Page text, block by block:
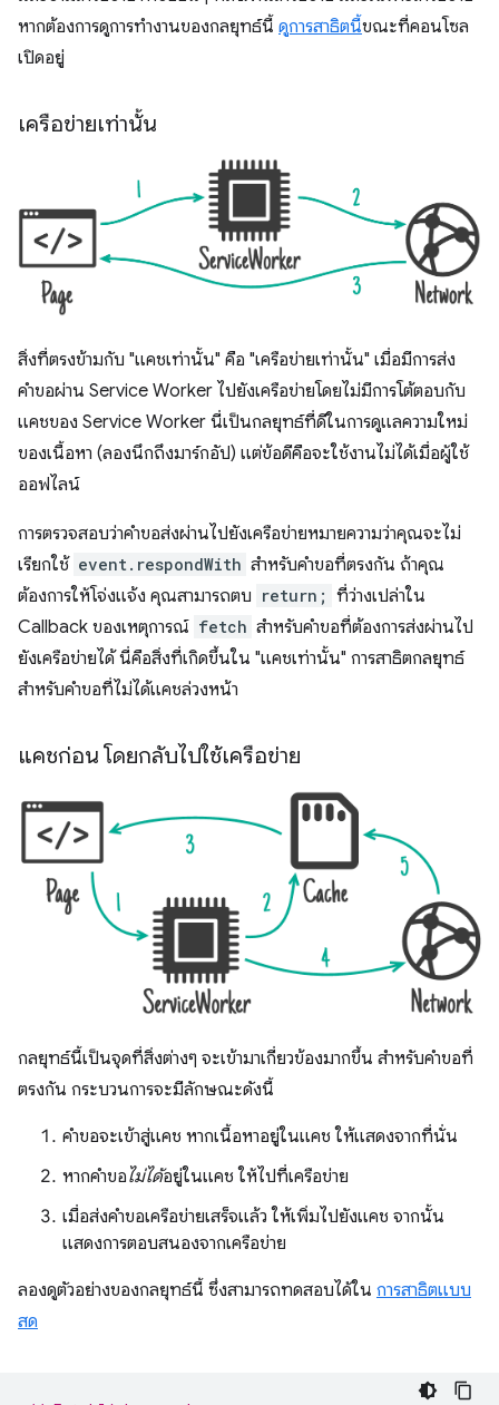
หากต้องการดูการทำงานของกลยุทธ์นี้ ดูการสาธิตนี้ขณะที่คอนโซล
เปิดอยู่
เครือข่ายเท่านั้น
สิ่งที่ตรงข้ามกับ "แคชเท่านั้น" คือ "เครือข่ายเท่านั้น" เมื่อมีการส่ง
คำขอผ่าน Service Worker ไปยังเครือข่ายโดยไม่มีการโต้ตอบกับ
แคชของ Service Worker นี่เป็นกลยุทธ์ที่ดีในการดูแลความใหม่
ของเนื้อหา (ลองนึกถึงมาร์กอัป) แต่ข้อดีคือจะใช้งานไม่ได้เมื่อผู้ใช้
ออฟไลน์
การตรวจสอบว่าคำขอส่งผ่านไปยังเครือข่ายหมายความว่าคุณจะไม่
เรียกใช้ event.respondWith สำหรับคำขอที่ตรงกัน ถ้าคุณ
ต้องการให้โจ่งแจ้ง คุณสามารถตบ return; ที่ว่างเปล่าใน
Callback ของเหตุการณ์ fetch สำหรับคำขอที่ต้องการส่งผ่านไป
ยังเครือข่ายได้ นี่คือสิ่งที่เกิดขึ้นใน "แคชเท่านั้น" การสาธิตกลยุทธ์
สำหรับคำขอที่ไม่ได้แคชล่วงหน้า
แคชก่อน โดยกลับไปใช้เครือข่าย
กลยุทธ์นี้เป็นจุดที่สิ่งต่างๆ จะเข้ามาเกี่ยวข้องมากขึ้น สำหรับคำขอที่
ตรงกัน กระบวนการจะมีลักษณะดังนี้
คำขอจะเข้าสู่แคช หากเนื้อหาอยู่ในแคช ให้แสดงจากที่นั่น
หากคำขอไม่ได้อยู่ในแคช ให้ไปที่เครือข่าย
เมื่อส่งคำขอเครือข่ายเสร็จแล้ว ให้เพิ่มไปยังแคช จากนั้น
แสดงการตอบสนองจากเครือข่าย
ลองดูตัวอย่างของกลยุทธ์นี้ ซึ่งสามารถทดสอบได้ใน การสาธิตแบบ
สด